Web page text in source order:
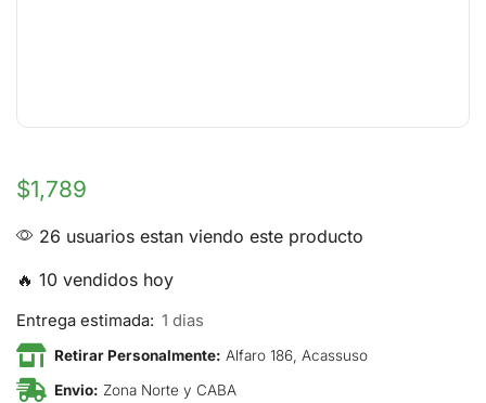
$1,789
26 usuarios estan viendo este producto
🔥 10 vendidos hoy
Entrega estimada: 1 dias
Retirar Personalmente: Alfaro 186, Acassuso
Envio: Zona Norte y CABA